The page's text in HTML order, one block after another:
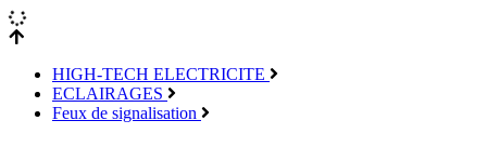
HIGH-TECH ELECTRICITE
ECLAIRAGES
Feux de signalisation